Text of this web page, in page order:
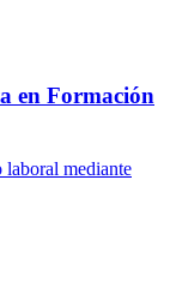
en Formación
mediante